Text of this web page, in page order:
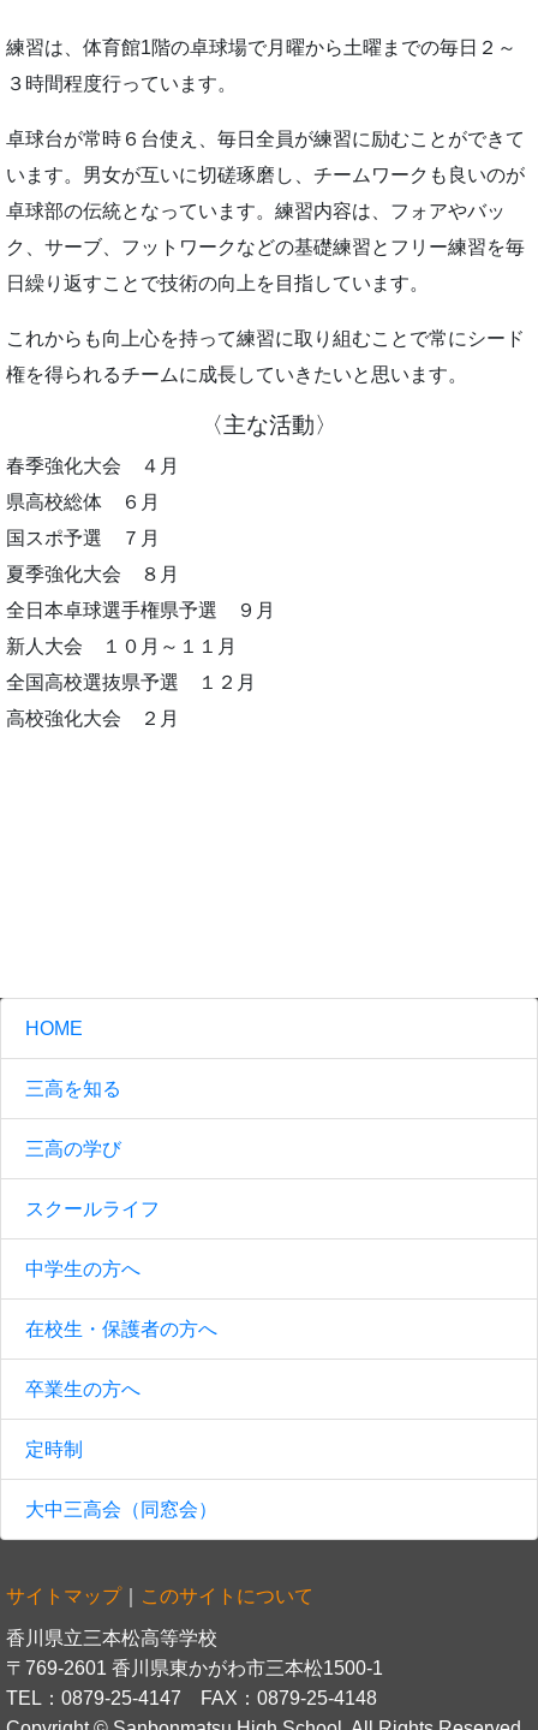
練習は、体育館1階の卓球場で月曜から土曜までの毎日２～
３時間程度行っています。
卓球台が常時６台使え、毎日全員が練習に励むことができて
います。男女が互いに切磋琢磨し、チームワークも良いのが
卓球部の伝統となっています。練習内容は、フォアやバッ
ク、サーブ、フットワークなどの基礎練習とフリー練習を毎
日繰り返すことで技術の向上を目指しています。
これからも向上心を持って練習に取り組むことで常にシード
権を得られるチームに成長していきたいと思います。
〈主な活動〉
春季強化大会 ４月
県高校総体 ６月
国スポ予選 ７月
夏季強化大会 ８月
全日本卓球選手権県予選 ９月
新人大会 １０月～１１月
全国高校選抜県予選 １２月
高校強化大会 ２月
HOME
三高を知る
三高の学び
スクールライフ
中学生の方へ
在校生・保護者の方へ
卒業生の方へ
定時制
大中三高会（同窓会）
サイトマップ｜ このサイトについて
香川県立三本松高等学校
〒769-2601 香川県東かがわ市三本松1500-1
TEL：0879-25-4147 FAX：0879-25-4148